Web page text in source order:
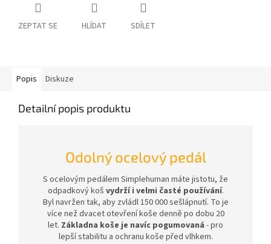
ZEPTAT SE HLÍDAT SDÍLET
Popis Diskuze
Detailní popis produktu
Odolný ocelový pedál
S ocelovým pedálem Simplehuman máte jistotu, že
odpadkový koš vydrží i velmi časté používání.
Byl navržen tak, aby zvládl 150 000 sešlápnutí. To je
více než dvacet otevření koše denně po dobu 20
let. Základna koše je navíc pogumovaná - pro
lepší stabilitu a ochranu koše před vlhkem.